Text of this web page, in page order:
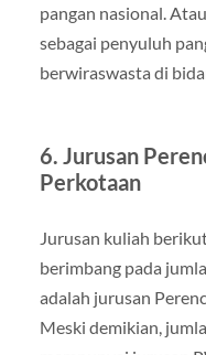
pangan nasional.
sebagai penyuluh
berwiraswasta di
6. Jurusan
Perkotaan
Jurusan kuliah
berimbang pada
adalah jurusan
Meski demikian,